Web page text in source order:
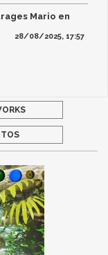
Mario en
28/08/2025, 17:57